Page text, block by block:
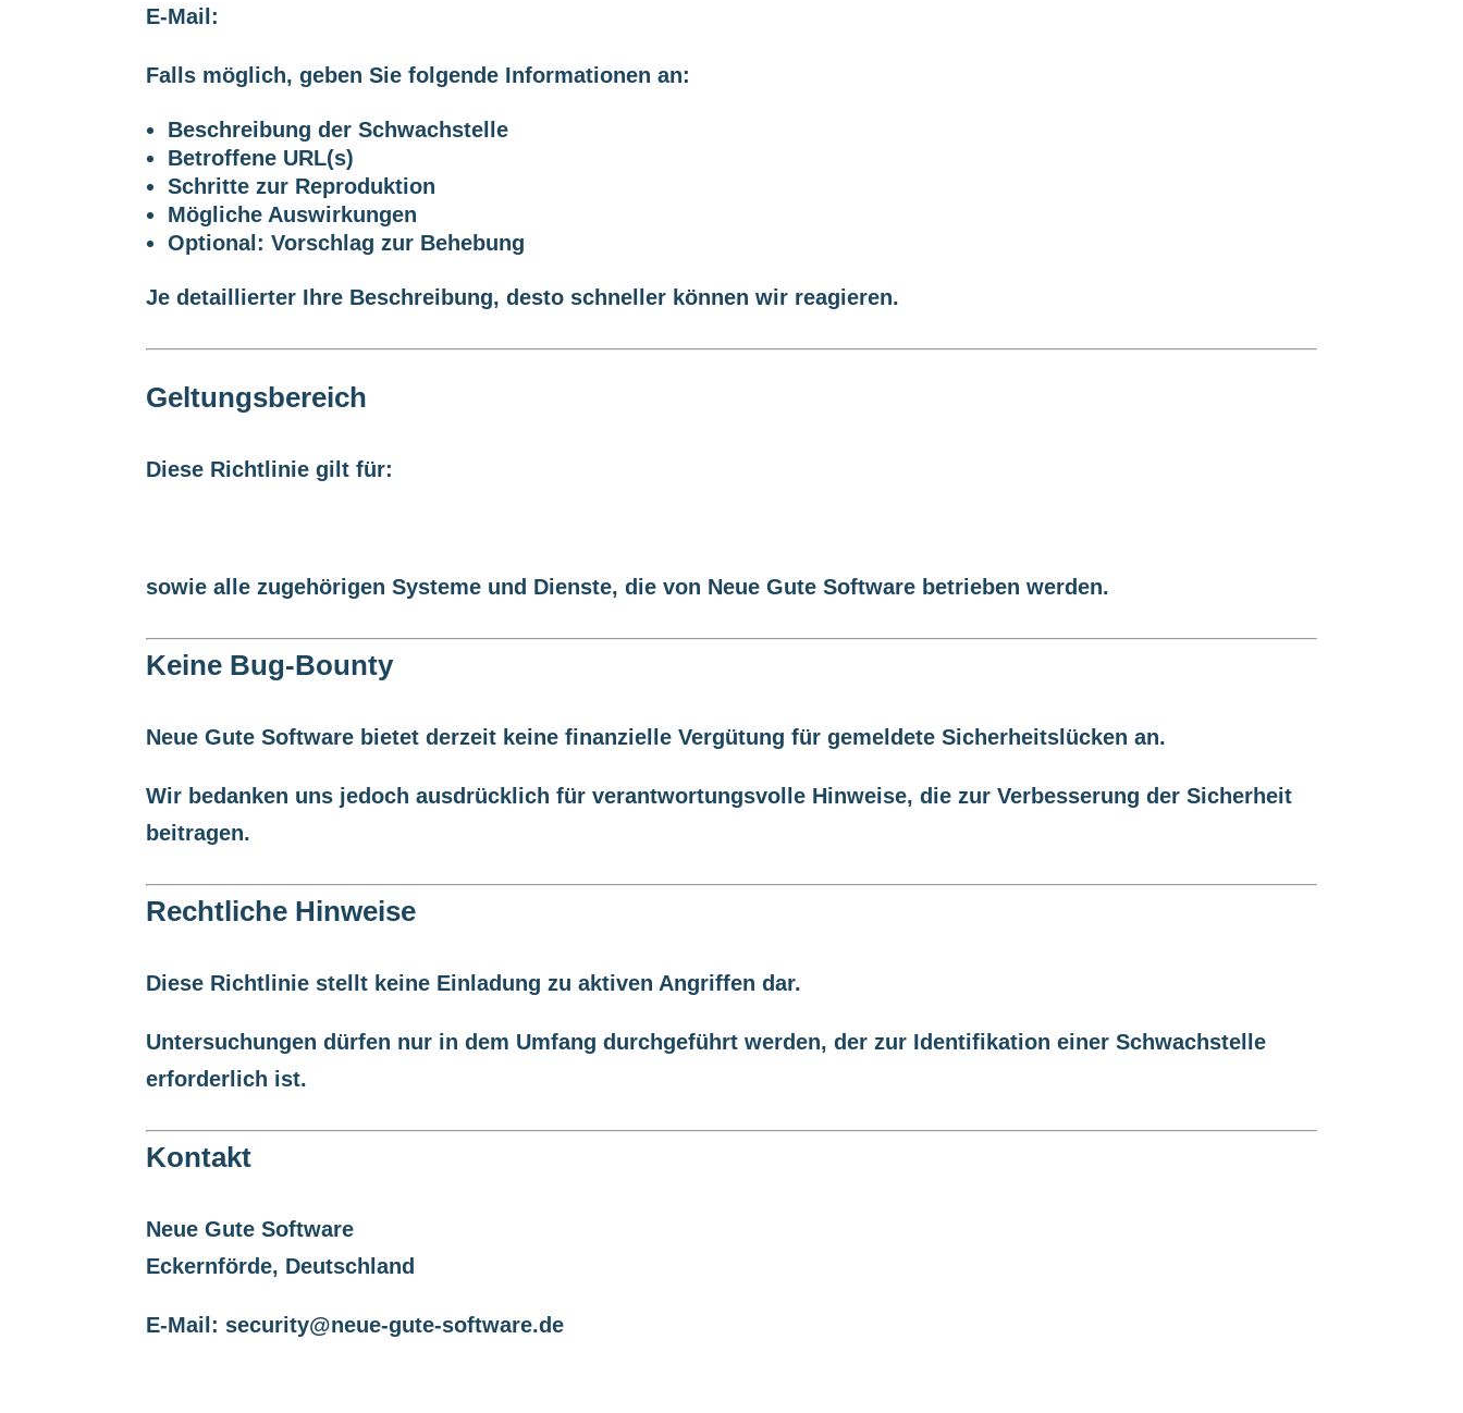
E-Mail:
Falls möglich, geben Sie folgende Informationen an:
Beschreibung der Schwachstelle
Betroffene URL(s)
Schritte zur Reproduktion
Mögliche Auswirkungen
Optional: Vorschlag zur Behebung
Je detaillierter Ihre Beschreibung, desto schneller können wir reagieren.
Geltungsbereich
Diese Richtlinie gilt für:
sowie alle zugehörigen Systeme und Dienste, die von Neue Gute Software betrieben werden.
Keine Bug-Bounty
Neue Gute Software bietet derzeit keine finanzielle Vergütung für gemeldete Sicherheitslücken an.
Wir bedanken uns jedoch ausdrücklich für verantwortungsvolle Hinweise, die zur Verbesserung der Sicherheit
beitragen.
Rechtliche Hinweise
Diese Richtlinie stellt keine Einladung zu aktiven Angriffen dar.
Untersuchungen dürfen nur in dem Umfang durchgeführt werden, der zur Identifikation einer Schwachstelle
erforderlich ist.
Kontakt
Neue Gute Software
Eckernförde, Deutschland
E-Mail: security@neue-gute-software.de